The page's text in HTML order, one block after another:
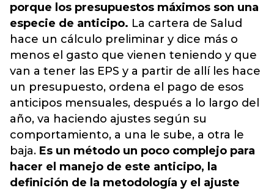
porque los presupuestos máximos son una
especie de anticipo. La cartera de Salud
hace un cálculo preliminar y dice más o
menos el gasto que vienen teniendo y que
van a tener las EPS y a partir de allí les hace
un presupuesto, ordena el pago de esos
anticipos mensuales, después a lo largo del
año, va haciendo ajustes según su
comportamiento, a una le sube, a otra le
baja. Es un método un poco complejo para
hacer el manejo de este anticipo, la
definición de la metodología y el ajuste